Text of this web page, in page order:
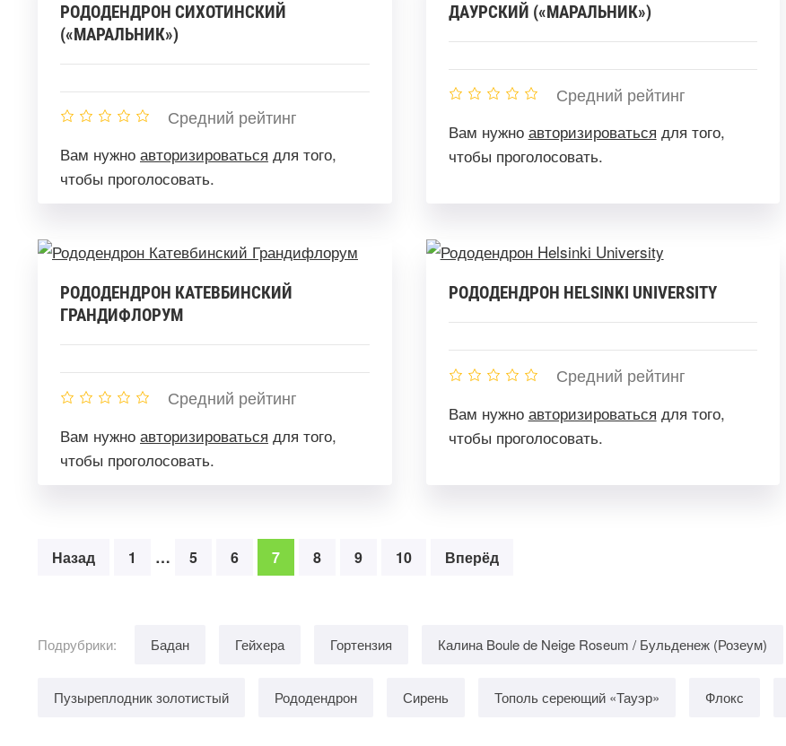
РОДОДЕНДРОН СИХОТИНСКИЙ
(«МАРАЛЬНИК»)
Средний рейтинг
Вам нужно авторизироваться для того,
чтобы проголосовать.
ДАУРСКИЙ («МАРАЛЬНИК»)
Средний рейтинг
Вам нужно авторизироваться для того,
чтобы проголосовать.
РОДОДЕНДРОН КАТЕВБИНСКИЙ
ГРАНДИФЛОРУМ
Средний рейтинг
Вам нужно авторизироваться для того,
чтобы проголосовать.
РОДОДЕНДРОН HELSINKI UNIVERSITY
Средний рейтинг
Вам нужно авторизироваться для того,
чтобы проголосовать.
Назад 1 … 5 6 7 8 9 10 Вперёд
Подрубрики: Бадан Гейхера Гортензия Калина Boule de Neige Roseum / Бульденеж (Розеум)
Пузыреплодник золотистый Рододендрон Сирень Тополь сереющий «Тауэр» Флокс